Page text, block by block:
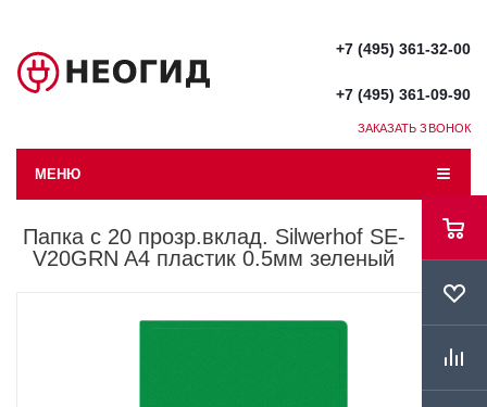
+7 (495) 361-32-00
+7 (495) 361-09-90
ЗАКАЗАТЬ ЗВОНОК
МЕНЮ
Папка с 20 прозр.вклад. Silwerhof SE-
V20GRN A4 пластик 0.5мм зеленый